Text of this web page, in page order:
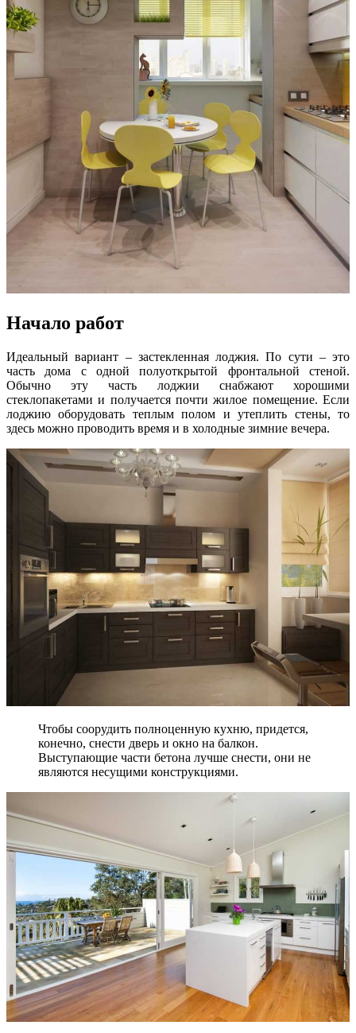
Начало работ
Идеальный вариант – застекленная лоджия. По сути – это
часть дома с одной полуоткрытой фронтальной стеной.
Обычно эту часть лоджии снабжают хорошими
стеклопакетами и получается почти жилое помещение. Если
лоджию оборудовать теплым полом и утеплить стены, то
здесь можно проводить время и в холодные зимние вечера.
Чтобы соорудить полноценную кухню, придется,
конечно, снести дверь и окно на балкон.
Выступающие части бетона лучше снести, они не
являются несущими конструкциями.